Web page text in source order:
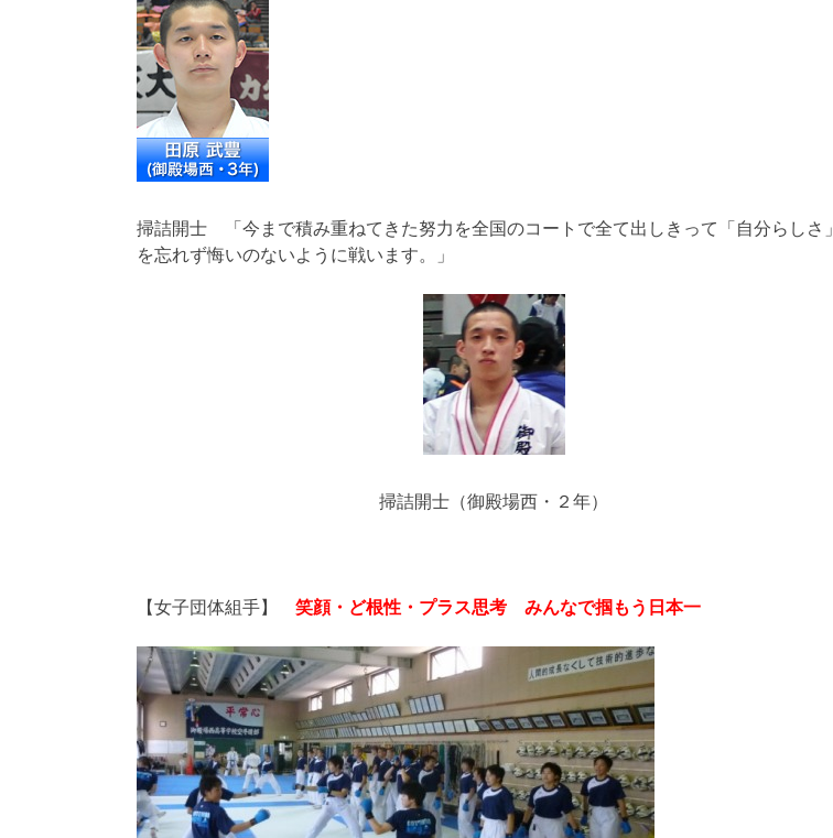
掃詰開士 「今まで積み重ねてきた努力を全国のコートで全て出しきって「自分らしさ」
を忘れず悔いのないように戦います。」
掃詰開士（御殿場西・２年）
【女子団体組手】 笑顔・ど根性・プラス思考 みんなで掴もう日本一